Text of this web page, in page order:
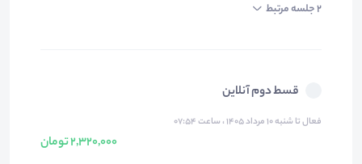
2 جلسه مرتبط
قسط دوم آنلاین
فعال تا شنبه ۱۰ مرداد ۱۴۰۵ ، ساعت ۰۷:۵۴
2,320,000 تومان